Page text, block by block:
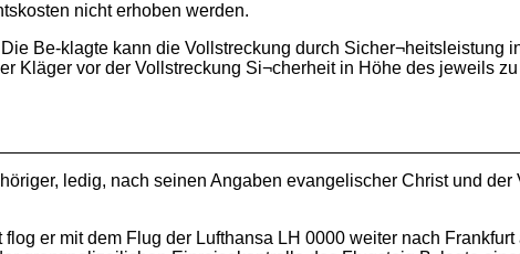
nicht erhoben werden.
Be-klagte kann die Vollstreckung durch Sicher¬heitsleistung
Kläger vor der Vollstreckung Si¬cherheit in Höhe des jeweils
ledig, nach seinen Angaben evangelischer Christ und der
er mit dem Flug der Lufthansa LH 0000 weiter nach Frankfurt